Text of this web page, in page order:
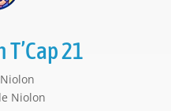
21
Niolon